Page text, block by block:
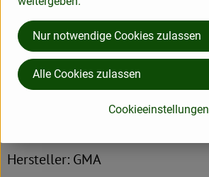
Produktinformationen
Hersteller: GMA
Cookieeinstellungen
Nur notwendige Cookies zulassen
Alle Cookies zulassen